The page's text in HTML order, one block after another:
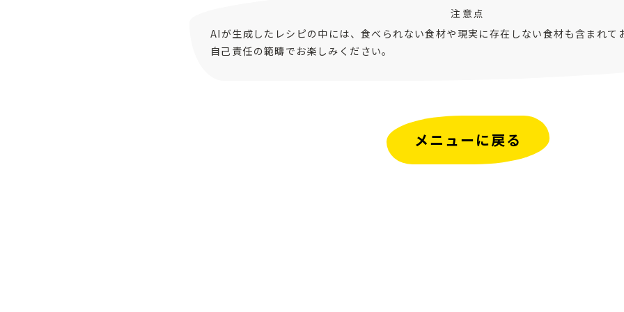
注意点
AIが生成したレシピの中には、食べられない食材や現実に存在しない食材も含まれて
自己責任の範疇でお楽しみください。
メニューに戻る